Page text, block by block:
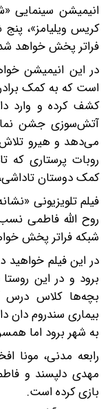
انیمیشن سینمایی
فراتر پخش خواهد
در این انیمیشن
است که به کمک
کشف کرده و وارد
آتش‌سوزی جشن
می‌دهد و هیرو تلاش
روبات پرستاری که
کمک دوستان تاداشی،
فیلم تلویزیونی
شبکه فراتر پخش
در این فیلم خواهید
برود و در این
بچه‌ها کلاس درس
بیماری سندروم دان
به شهر برود اما
رابعه مدنی، مونا
مهدی دلپسند و
بازی کرده است.